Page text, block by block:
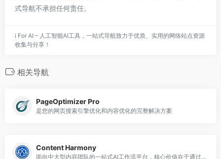
式导航不承担任何责任。
i For AI – 人工智能AI工具，一站式导航致力于优质、实用的网络站点资源
收集与分享！
相关导航
PageOptimizer Pro
是您的网页搜索引擎优化和内容优化的完整解决方案
Content Harmony
面向中大型内容团队的一站式AI工作流平台，核心价值在于通过自动化简报生成和数据驱动优化显著提升内容质量和效率